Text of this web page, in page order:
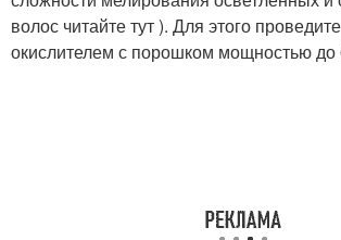
Маска
волос читайте тут ). Для этого
окислителем с порошком мощностью до